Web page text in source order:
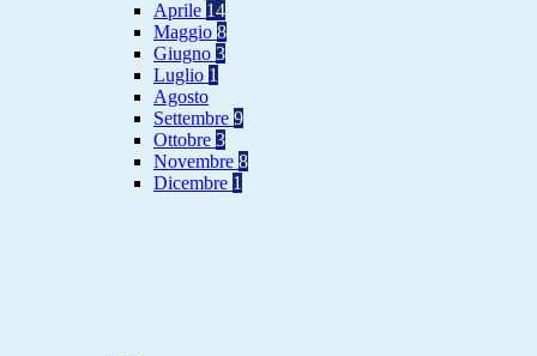
Aprile 14
Maggio 8
Giugno 3
Luglio 1
Agosto
Settembre 9
Ottobre 3
Novembre 8
Dicembre 1